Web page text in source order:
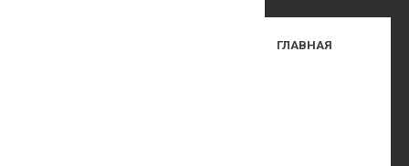
ГЛАВНАЯ